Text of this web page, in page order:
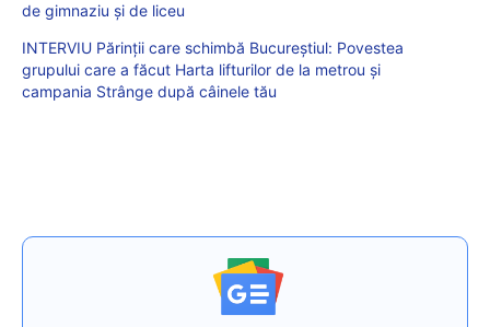
de gimnaziu și de liceu
INTERVIU Părinții care schimbă Bucureștiul: Povestea
grupului care a făcut Harta lifturilor de la metrou și
campania Strânge după câinele tău